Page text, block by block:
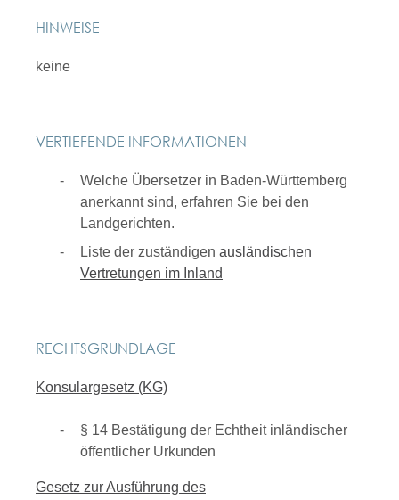
HINWEISE
keine
VERTIEFENDE INFORMATIONEN
Welche Übersetzer in Baden-Württemberg
anerkannt sind, erfahren Sie bei den
Landgerichten.
Liste der zuständigen ausländischen
Vertretungen im Inland
RECHTSGRUNDLAGE
Konsulargesetz (KG)
§ 14 Bestätigung der Echtheit inländischer
öffentlicher Urkunden
Gesetz zur Ausführung des